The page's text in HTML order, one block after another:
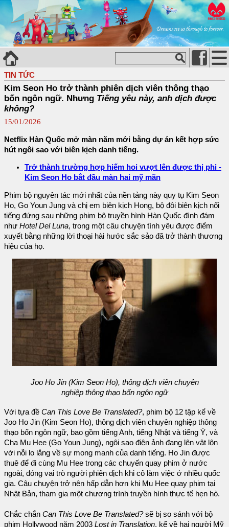
TIN TỨC
Kim Seon Ho trở thành phiên dịch viên thông thạo
bốn ngôn ngữ. Nhưng Tiếng yêu này, anh dịch được
không?
15/01/2026
Netflix Hàn Quốc mở màn năm mới bằng dự án kết hợp sức
hút ngôi sao với biên kịch danh tiếng.
Trở thành trường hợp hiếm hoi vượt lên được thị phi -
Kim Seon Ho bắt đầu màn hai mỹ mãn
Phim bộ nguyên tác mới nhất của nền tảng này quy tụ Kim Seon
Ho, Go Youn Jung và chị em biên kịch Hong, bộ đôi biên kịch nổi
tiếng đứng sau những phim bộ truyền hình Hàn Quốc đình đám
như Hotel Del Luna, trong một câu chuyện tình yêu được điểm
xuyết bằng những lời thoại hài hước sắc sảo đã trở thành thương
hiệu của họ.
Joo Ho Jin (Kim Seon Ho), thông dịch viên chuyên
nghiệp thông thạo bốn ngôn ngữ
Với tựa đề Can This Love Be Translated?, phim bộ 12 tập kể về
Joo Ho Jin (Kim Seon Ho), thông dịch viên chuyên nghiệp thông
thạo bốn ngôn ngữ, bao gồm tiếng Anh, tiếng Nhật và tiếng Ý, và
Cha Mu Hee (Go Youn Jung), ngôi sao điện ảnh đang lên vật lộn
với nỗi lo lắng về sự mong manh của danh tiếng. Ho Jin được
thuê để đi cùng Mu Hee trong các chuyến quay phim ở nước
ngoài, đóng vai trò người phiên dịch khi cô làm việc ở nhiều quốc
gia. Câu chuyện trở nên hấp dẫn hơn khi Mu Hee quay phim tại
Nhật Bản, tham gia một chương trình truyền hình thực tế hẹn hò.
Chắc chắn Can This Love Be Translated?sẽ bị so sánh với bộ
phim Hollywood năm 2003 Lost in Translation, kể về hai người Mỹ